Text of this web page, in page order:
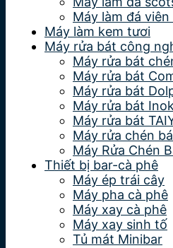
Máy làm đá viên
Máy làm kem tươi
Máy rửa bát công
Máy rửa bát
Máy rửa bát
Máy rửa bát
Máy rửa bát
Máy rửa bát
Máy rửa chén
Máy Rửa Chén
Thiết bị bar-cà phê
Máy ép trái cây
Máy pha cà phê
Máy xay cà phê
Máy xay sinh tố
Tủ mát Minibar